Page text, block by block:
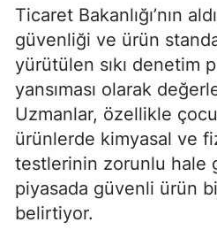
Ticaret Bakanlığı’nın
güvenliği ve ürün
yürütülen sıkı denetim
yansıması olarak
Uzmanlar, özellikle
ürünlerde kimyasal ve
testlerinin zorunlu hale
piyasada güvenli ürün
belirtiyor.